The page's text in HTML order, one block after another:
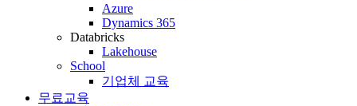
Azure
Dynamics 365
Databricks
Lakehouse
School
기업체 교육
무료교육